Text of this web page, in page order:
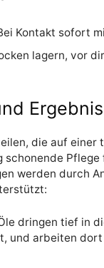
Kontakt sofort
lagern, vor
die auf einer
werden durch
dringen tief in
und arbeiten